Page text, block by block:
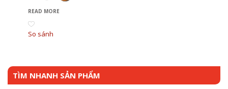
READ MORE
So sánh
TÌM NHANH SẢN PHẨM